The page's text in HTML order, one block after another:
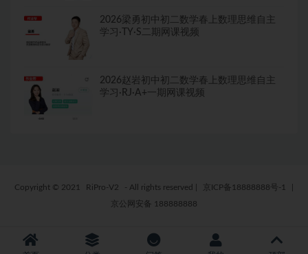
2026梁勇初中初二数学春上数理思维自主
学习·TY·S二期网课视频
2026赵岩初中初二数学春上数理思维自主
学习·RJ·A+一期网课视频
Copyright © 2021 RiPro-V2 - All rights reserved 京ICP备18888888号-1
京公网安备 188888888